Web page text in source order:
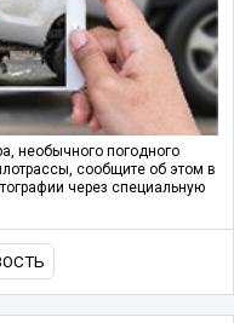
необычного погодного
сообщите об этом в
через специальную